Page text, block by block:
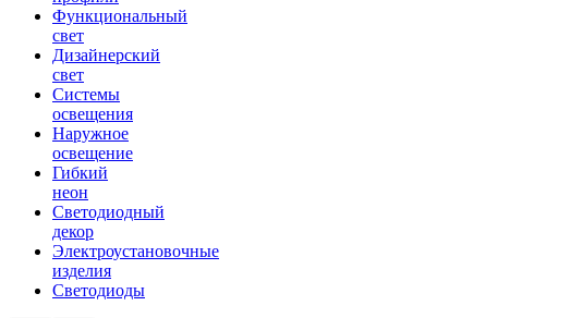
Функциональный
свет
Дизайнерский
свет
Системы
освещения
Наружное
освещение
Гибкий
неон
Светодиодный
декор
Электроустановочные
изделия
Светодиоды